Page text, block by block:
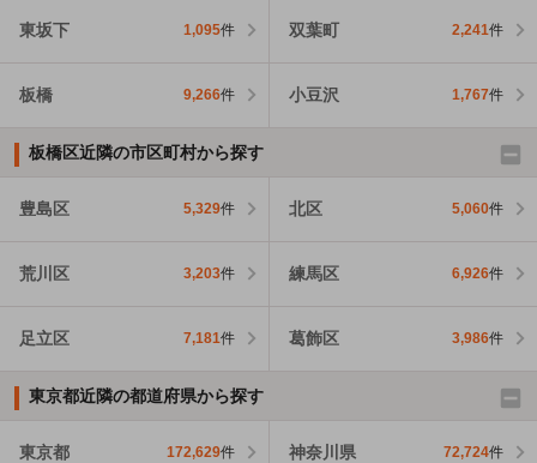
東坂下 1,095件 双葉町 2,241件
板橋 9,266件 小豆沢 1,767件
板橋区近隣の市区町村から探す
豊島区 5,329件 北区 5,060件
荒川区 3,203件 練馬区 6,926件
足立区 7,181件 葛飾区 3,986件
東京都近隣の都道府県から探す
東京都 172,629件 神奈川県 72,724件